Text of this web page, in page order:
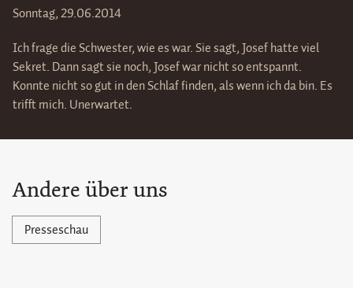
Sonntag, 29.06.2014
Ich frage die Schwester, wie es war. Sie sagt, Josef hatte viel
Sekret. Dann sagt sie noch, Josef war nicht so entspannt.
Konnte nicht so gut in den Schlaf finden, als wenn ich da bin. Es
trifft mich. Unerwartet.
Andere über uns
Presseschau